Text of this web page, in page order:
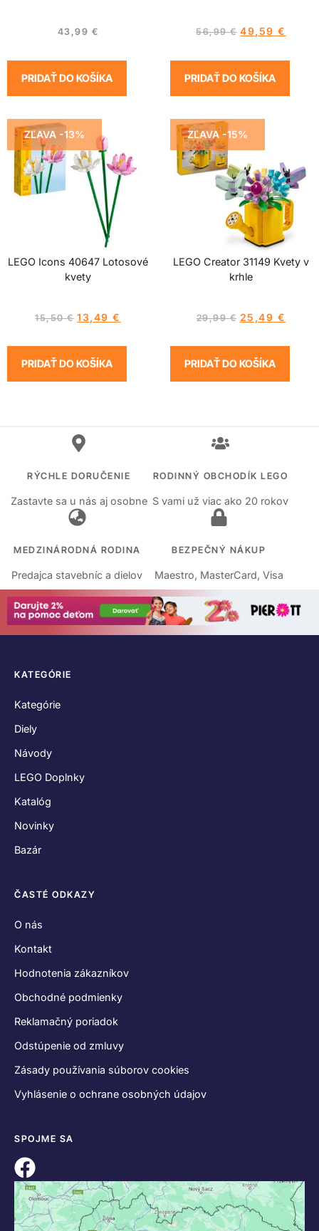
43,99 €
PRIDAŤ DO KOŠÍKA
56,99€ 49,59€
PRIDAŤ DO KOŠÍKA
ZĽAVA -13%
LEGO Icons 40647 Lotosové
kvety
15,50€ 13,49€
PRIDAŤ DO KOŠÍKA
ZĽAVA -15%
LEGO Creator 31149 Kvety v
krhle
29,99€ 25,49 €
PRIDAŤ DO KOŠÍKA
RÝCHLE DORUČENIE
Zastavte sa u nás aj osobne
RODINNÝ OBCHODÍK LEGO
S vami už viac ako 20 rokov
MEDZINÁRODNÁ RODINA
Predajca stavebníc a dielov
BEZPEČNÝ NÁKUP
Maestro, MasterCard, Visa
KATEGÓRIE
Kategórie
Diely
Návody
LEGO Doplnky
Katalóg
Novinky
Bazár
ČASTÉ ODKAZY
O nás
Kontakt
Hodnotenia zákazníkov
Obchodné podmienky
Reklamačný poriadok
Odstúpenie od zmluvy
Zásady používania súborov cookies
Vyhlásenie o ochrane osobných údajov
SPOJME SA